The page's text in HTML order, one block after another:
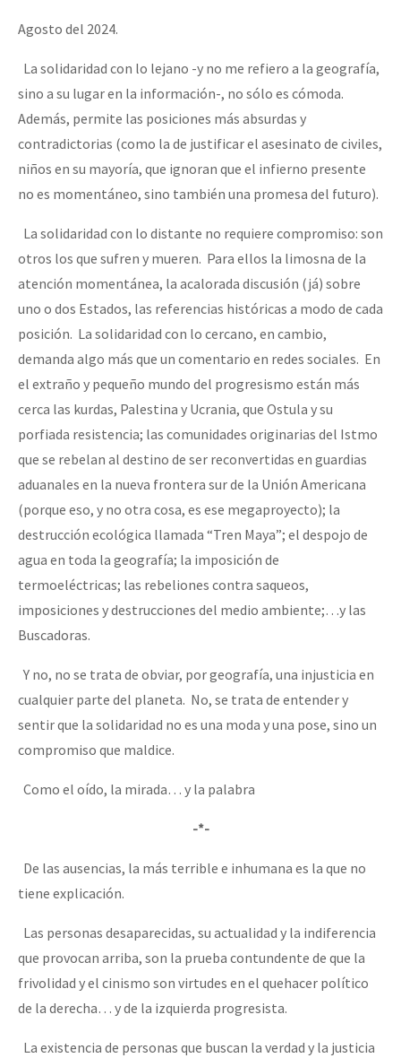
Agosto del 2024.
La solidaridad con lo lejano -y no me refiero a la geografía,
sino a su lugar en la información-, no sólo es cómoda.
Además, permite las posiciones más absurdas y
contradictorias (como la de justificar el asesinato de civiles,
niños en su mayoría, que ignoran que el infierno presente
no es momentáneo, sino también una promesa del futuro).
La solidaridad con lo distante no requiere compromiso: son
otros los que sufren y mueren. Para ellos la limosna de la
atención momentánea, la acalorada discusión (já) sobre
uno o dos Estados, las referencias históricas a modo de cada
posición. La solidaridad con lo cercano, en cambio,
demanda algo más que un comentario en redes sociales. En
el extraño y pequeño mundo del progresismo están más
cerca las kurdas, Palestina y Ucrania, que Ostula y su
porfiada resistencia; las comunidades originarias del Istmo
que se rebelan al destino de ser reconvertidas en guardias
aduanales en la nueva frontera sur de la Unión Americana
(porque eso, y no otra cosa, es ese megaproyecto); la
destrucción ecológica llamada “Tren Maya”; el despojo de
agua en toda la geografía; la imposición de
termoeléctricas; las rebeliones contra saqueos,
imposiciones y destrucciones del medio ambiente;…y las
Buscadoras.
Y no, no se trata de obviar, por geografía, una injusticia en
cualquier parte del planeta. No, se trata de entender y
sentir que la solidaridad no es una moda y una pose, sino un
compromiso que maldice.
Como el oído, la mirada… y la palabra
-*-
De las ausencias, la más terrible e inhumana es la que no
tiene explicación.
Las personas desaparecidas, su actualidad y la indiferencia
que provocan arriba, son la prueba contundente de que la
frivolidad y el cinismo son virtudes en el quehacer político
de la derecha… y de la izquierda progresista.
La existencia de personas que buscan la verdad y la justicia